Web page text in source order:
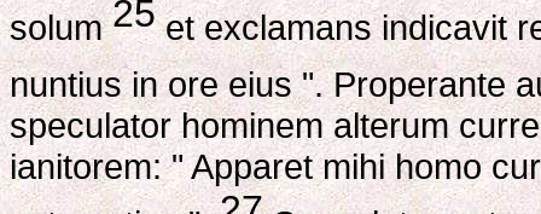
solum25et exclamans indicavit
nuntius in ore eius ". Properante
speculator hominem alterum
ianitorem: " Apparet mihi homo